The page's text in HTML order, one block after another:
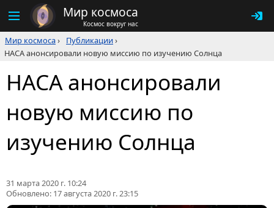
Мир космоса
Космос вокруг нас
Мир космоса› Публикации›
НАСА анонсировали новую миссию по изучению Солнца
НАСА анонсировали
новую миссию по
изучению Солнца
31 марта 2020 г. 10:24
Обновлено: 17 августа 2020 г. 23:15